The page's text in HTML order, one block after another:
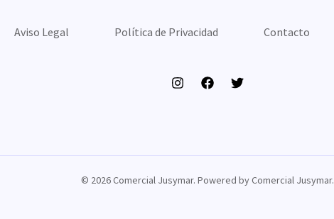
Aviso Legal Política de Privacidad Contacto
© 2026 Comercial Jusymar. Powered by Comercial Jusymar.